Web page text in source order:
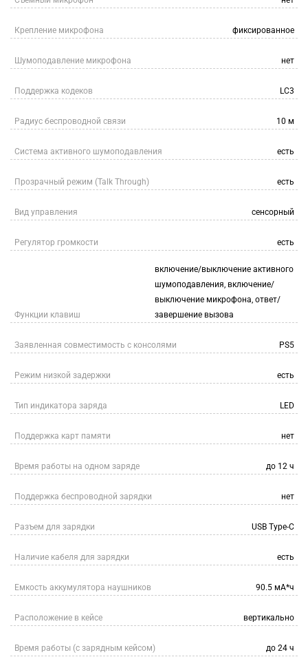
Крепление микрофона фиксированное
Шумоподавление микрофона нет
Поддержка кодеков LC3
Радиус беспроводной связи 10 м
Система активного шумоподавления есть
Прозрачный режим (Talk Through) есть
Вид управления сенсорный
Регулятор громкости есть
Функции клавиш
включение/выключение активного
шумоподавления, включение/
выключение микрофона, ответ/
завершение вызова
Заявленная совместимость с консолями PS5
Режим низкой задержки есть
Тип индикатора заряда LED
Поддержка карт памяти нет
Время работы на одном заряде до 12 ч
Поддержка беспроводной зарядки нет
Разъем для зарядки USB Type-C
Наличие кабеля для зарядки есть
Емкость аккумулятора наушников 90.5 мА*ч
Расположение в кейсе вертикально
Время работы (с зарядным кейсом) до 24 ч